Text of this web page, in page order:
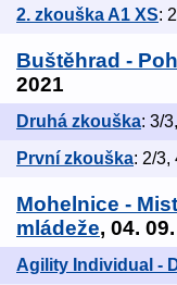
2. zkouška A1 XS:
Buštěhrad -
2021
Druhá zkouška: 3/
První zkouška: 2/3,
Mohelnice -
mládeže, 04.
Agility Individual -